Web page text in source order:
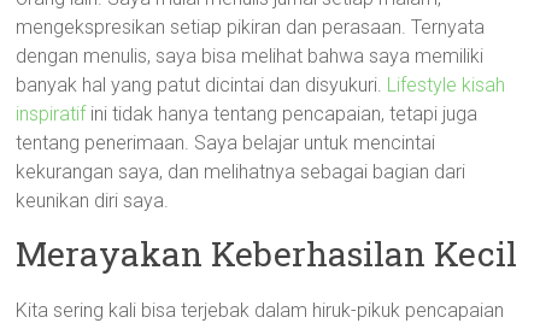
mengekspresikan setiap pikiran dan perasaan. Ternyata
dengan menulis, saya bisa melihat bahwa saya memiliki
banyak hal yang patut dicintai dan disyukuri. Lifestyle kisah
inspiratifini tidak hanya tentang pencapaian, tetapi juga
tentang penerimaan. Saya belajar untuk mencintai
kekurangan saya, dan melihatnya sebagai bagian dari
keunikan diri saya.
Merayakan Keberhasilan Kecil
Kita sering kali bisa terjebak dalam hiruk-pikuk pencapaian